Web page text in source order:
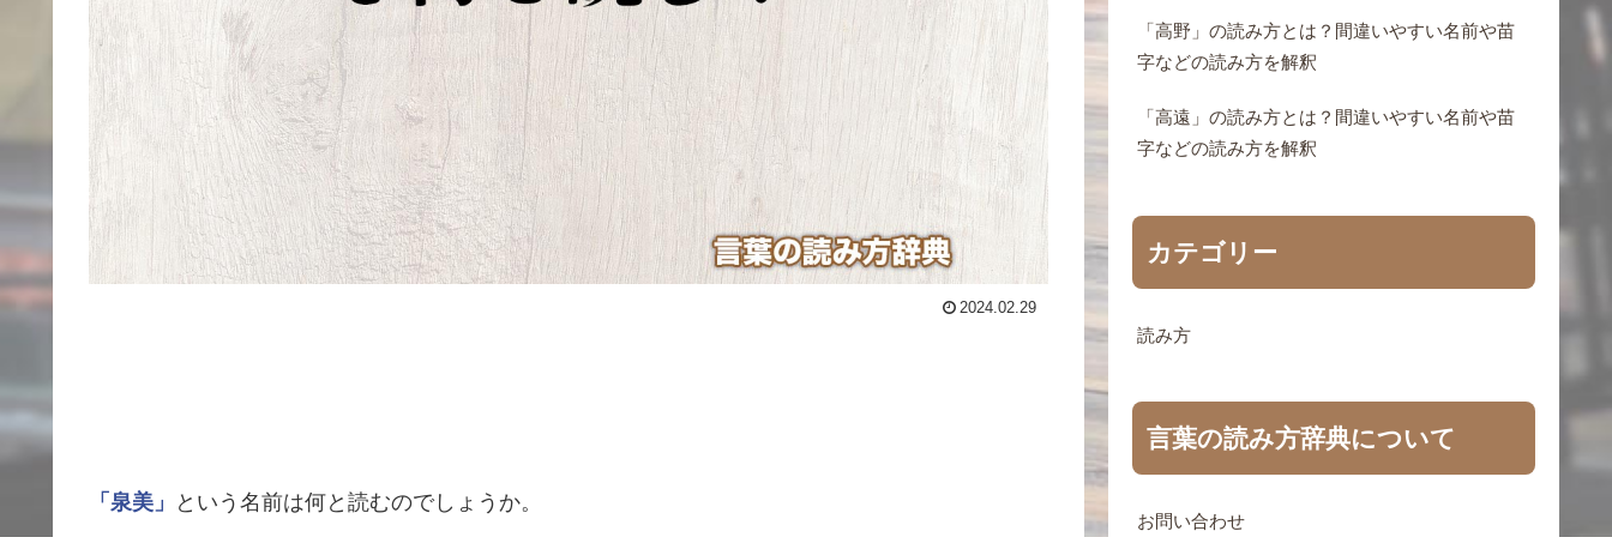
2024.02.29
「泉美」 という名前は何と読むのでしょうか。
「高野」の読み方とは？間違いやすい名前や苗
字などの読み方を解釈
「高遠」の読み方とは？間違いやすい名前や苗
字などの読み方を解釈
カテゴリー
読み方
言葉の読み方辞典について
お問い合わせ